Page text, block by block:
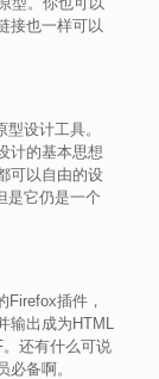
接也一样可以
设计工具。
计的基本思想
可以自由的设
是它仍是一个
Firefox插件，
输出成为HTML
还有什么可说
备啊。